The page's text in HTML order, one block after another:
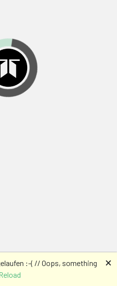
:-( // Oops, something
🗙